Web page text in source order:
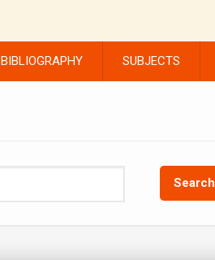
BIBLIOGRAPHY SUBJECTS
Search